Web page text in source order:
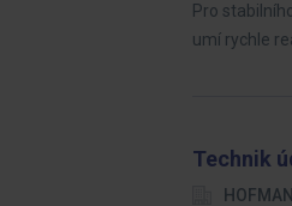
Pro
umí rychle
Technik